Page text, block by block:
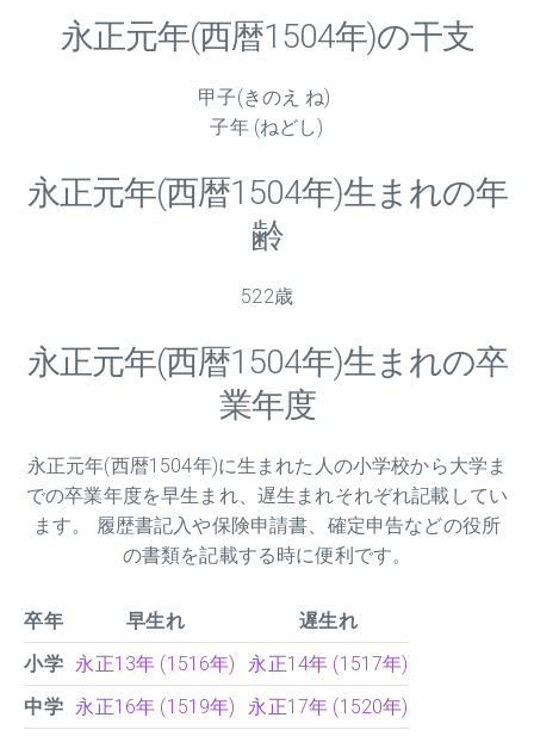
永正元年(西暦1504年)の干支
甲子(きのえ ね)
子年 (ねどし)
永正元年(西暦1504年)生まれの年
齢
522歳
永正元年(西暦1504年)生まれの卒
業年度
永正元年(西暦1504年)に生まれた人の小学校から大学ま
での卒業年度を早生まれ、遅生まれそれぞれ記載してい
ます。 履歴書記入や保険申請書、確定申告などの役所
の書類を記載する時に便利です。
卒年 早生れ
遅生れ
小学 永正13年 (1516年)
永正14年 (1517年)
中学 永正16年 (1519年)
永正17年 (1520年)